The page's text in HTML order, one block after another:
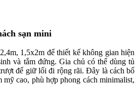
sạn mini
1,5x2m để thiết kế không gian hiện
và tắm đứng. Gia chủ có thể dùng tủ
để giữ lối đi rộng rãi. Đây là cách bố
cao, phù hợp phong cách minimalist,